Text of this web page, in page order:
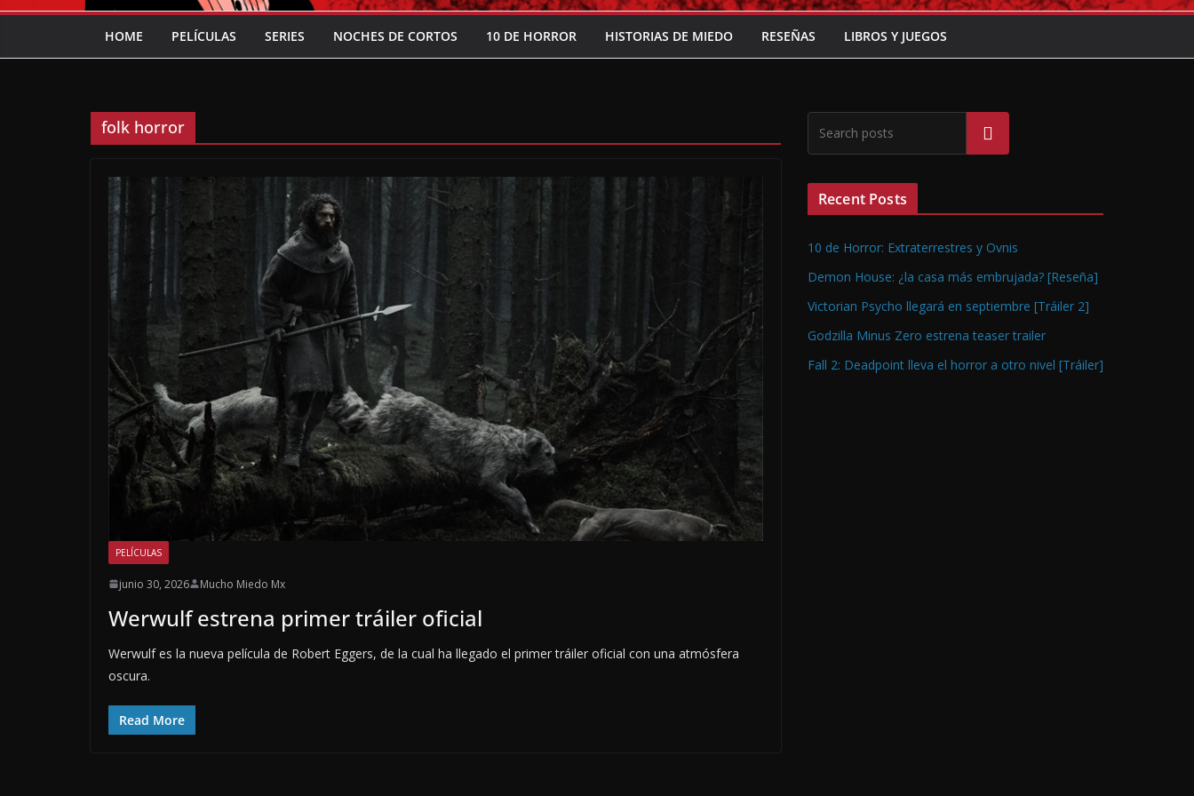
HOME PELÍCULAS SERIES NOCHES DE CORTOS 10 DE HORROR HISTORIAS DE MIEDO RESEÑAS LIBROS Y JUEGOS
folk horror
PELÍCULAS
junio 30, 2026 Mucho Miedo Mx
Werwulf estrena primer tráiler oficial
Werwulf es la nueva película de Robert Eggers, de la cual ha llegado el primer tráiler oficial con una atmósfera
oscura.
Read More
Buscar
Recent Posts
10 de Horror: Extraterrestres y Ovnis
Demon House: ¿la casa más embrujada? [Reseña]
Victorian Psycho llegará en septiembre [Tráiler 2]
Godzilla Minus Zero estrena teaser trailer
Fall 2: Deadpoint lleva el horror a otro nivel [Tráiler]